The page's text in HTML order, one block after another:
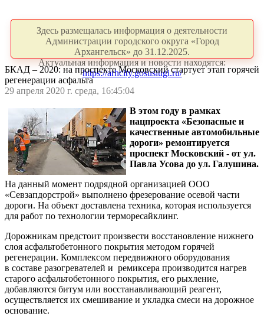
Здесь размещалась информация о деятельности
Администрации городского округа «Город
Архангельск» до 31.12.2025.
Актуальная информация и новости находятся:
https://arhcity.gosuslugi.ru/
БКАД – 2020: на проспекте Московский стартует этап горячей
регенерации асфальта
29 апреля 2020 г. среда, 16:45:04
В этом году в рамках
нацпроекта «Безопасные и
качественные автомобильные
дороги» ремонтируется
проспект Московский - от ул.
Павла Усова до ул. Галушина.
На данный момент подрядной организацией ООО
«Севзапдорстрой» выполнено фрезерование осевой части
дороги. На объект доставлена техника, которая используется
для работ по технологии терморесайклинг.
Дорожникам предстоит произвести восстановление нижнего
слоя асфальтобетонного покрытия методом горячей
регенерации. Комплексом передвижного оборудования
в составе разогревателей и ремиксера производится нагрев
старого асфальтобетонного покрытия, его рыхление,
добавляются битум или восстанавливающий реагент,
осуществляется их смешивание и укладка смеси на дорожное
основание.